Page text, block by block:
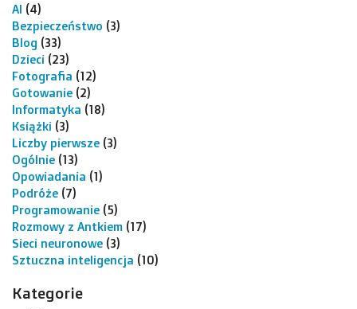
AI (4)
Bezpieczeństwo (3)
Blog (33)
Dzieci (23)
Fotografia (12)
Gotowanie (2)
Informatyka (18)
Książki (3)
Liczby pierwsze (3)
Ogólnie (13)
Opowiadania (1)
Podróże (7)
Programowanie (5)
Rozmowy z Antkiem (17)
Sieci neuronowe (3)
Sztuczna inteligencja (10)
Kategorie